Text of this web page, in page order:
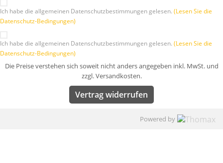
Ich habe die allgemeinen Datenschutzbestimmungen gelesen. (Lesen Sie die
Datenschutz-Bedingungen)
Ich habe die allgemeinen Datenschutzbestimmungen gelesen. (Lesen Sie die
Datenschutz-Bedingungen)
Die Preise verstehen sich soweit nicht anders angegeben inkl. MwSt. und
zzgl. Versandkosten.
Vertrag widerrufen
Powered by